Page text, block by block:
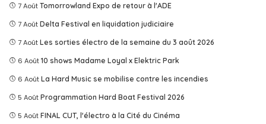
7 Août Tomorrowland Expo de retour à l'ADE
7 Août Delta Festival en liquidation judiciaire
7 Août Les sorties électro de la semaine du 3 août 2026
6 Août 10 shows Madame Loyal x Elektric Park
6 Août La Hard Music se mobilise contre les incendies
5 Août Programmation Hard Boat Festival 2026
5 Août FINAL CUT, l'électro à la Cité du Cinéma